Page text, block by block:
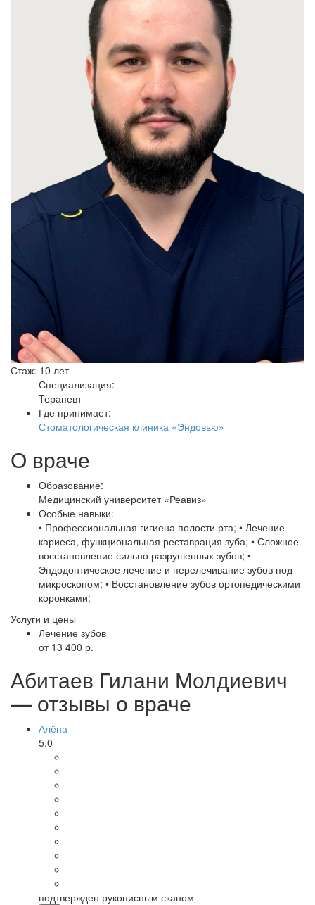
Стаж: 10 лет
Специализация:
Терапевт
Где принимает:
Стоматологическая клиника «Эндовью»
О враче
Образование:
Медицинский университет «Реавиз»
Особые навыки:
• Профессиональная гигиена полости рта; • Лечение
кариеса, функциональная реставрация зуба; • Сложное
восстановление сильно разрушенных зубов; •
Эндодонтическое лечение и перелечивание зубов под
микроскопом; • Восстановление зубов ортопедическими
коронками;
Услуги и цены
Лечение зубов
от 13 400 р.
Абитаев Гилани Молдиевич
— отзывы о враче
Алёна
5.0
подтвержден рукописным сканом